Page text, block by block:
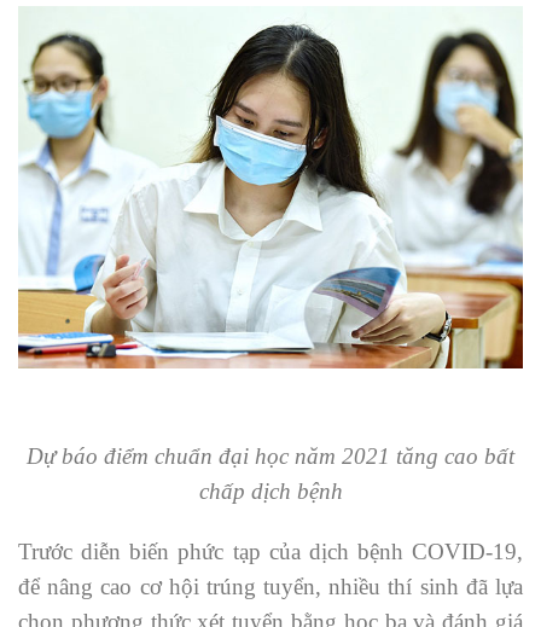
Dự báo điểm chuẩn đại học năm 2021 tăng cao bất
chấp dịch bệnh
Trước diễn biến phức tạp của dịch bệnh COVID-19,
để nâng cao cơ hội trúng tuyển, nhiều thí sinh đã lựa
chọn phương thức xét tuyển bằng học bạ và đánh giá